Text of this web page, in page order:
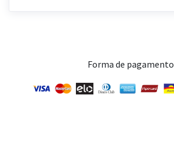
Forma de pagamento